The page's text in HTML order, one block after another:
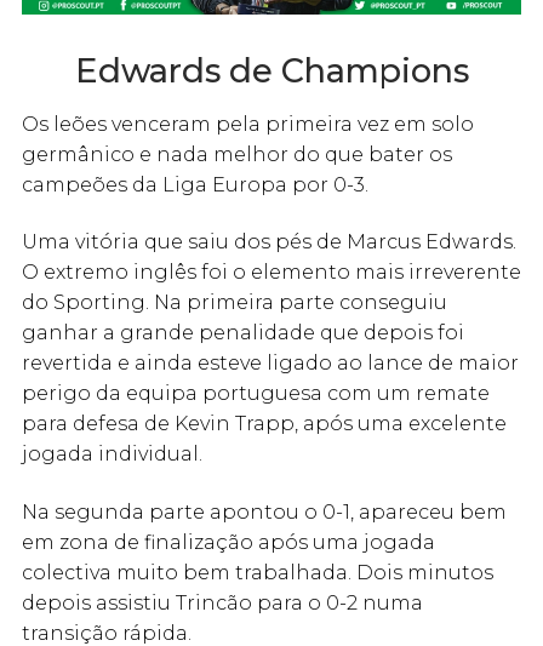
Edwards de Champions
Os leões venceram pela primeira vez em solo
germânico e nada melhor do que bater os
campeões da Liga Europa por 0-3.
Uma vitória que saiu dos pés de Marcus Edwards.
O extremo inglês foi o elemento mais irreverente
do Sporting. Na primeira parte conseguiu
ganhar a grande penalidade que depois foi
revertida e ainda esteve ligado ao lance de maior
perigo da equipa portuguesa com um remate
para defesa de Kevin Trapp, após uma excelente
jogada individual.
Na segunda parte apontou o 0-1, apareceu bem
em zona de finalização após uma jogada
colectiva muito bem trabalhada. Dois minutos
depois assistiu Trincão para o 0-2 numa
transição rápida.